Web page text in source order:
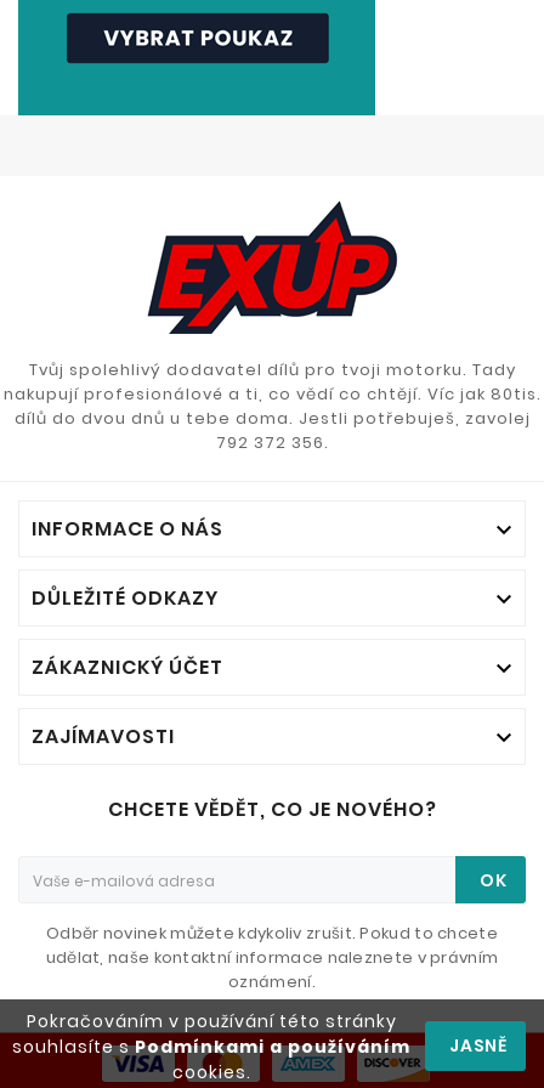
Pokračováním v používání této stránky
souhlasíte sPodmínkami a používáním
cookies.
JASNĚ
Tvůj spolehlivý dodavatel dílů pro tvoji motorku. Tady
nakupují profesionálové a ti, co vědí co chtějí. Víc jak 80tis.
dílů do dvou dnů u tebe doma. Jestli potřebuješ, zavolej
792 372 356.
INFORMACE O NÁS 
DŮLEŽITÉ ODKAZY 
ZÁKAZNICKÝ ÚČET 
ZAJÍMAVOSTI 
CHCETE VĚDĚT, CO JE NOVÉHO?
OK
Odběr novinek můžete kdykoliv zrušit. Pokud to chcete
udělat, naše kontaktní informace naleznete v právním
oznámení.